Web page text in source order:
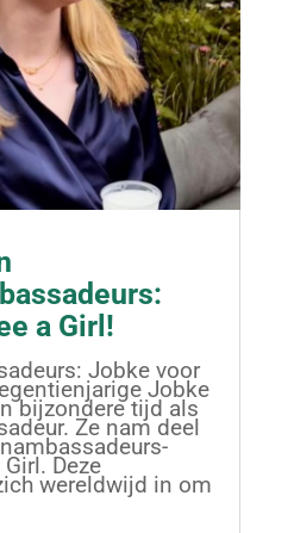
a Girl!
Jobke voor
Jobke
bijzondere tijd als
Ze nam deel
Deze
wereldwijd in om